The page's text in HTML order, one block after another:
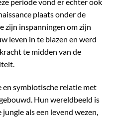
plaats onder de
zijn inspanningen om zijn
leven in te blazen en werd
te midden van de
en symbiotische relatie met
Hun wereldbeeld is
als een levend wezen,